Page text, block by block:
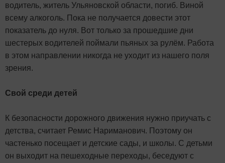
водитель, житель Ульяновской области, погиб. Виной
всему алкоголь. Пока не получается довести этот
показатель до нуля. Вот только за прошедшие дни
шестерых водителей поймали пьяных за рулём. Работа
в этом направлении никогда не уходит из нашего поля
зрения.
Свой среди детей
К безопасности дорожного движения нужно приучать с
детства, считает Ремис Нариманович. Поэтому он
частенько посещает и детские сады, и школы. С детьми
он выходит на пешеходные переходы, беседуют с